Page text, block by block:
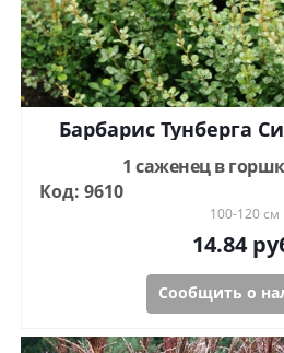
Барбарис Тунберга
1 саженец в
Код: 9610
100-120 см
14.84
Сообщить о